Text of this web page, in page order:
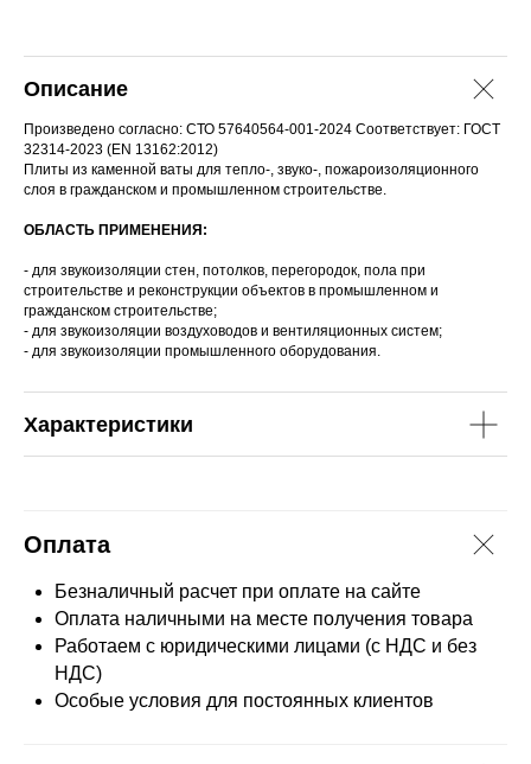
Описание
Произведено согласно: СТО 57640564-001-2024 Соответствует: ГОСТ
32314-2023 (EN 13162:2012)
Плиты из каменной ваты для тепло-, звуко-, пожароизоляционного
слоя в гражданском и промышленном строительстве.
ОБЛАСТЬ ПРИМЕНЕНИЯ:
- для звукоизоляции стен, потолков, перегородок, пола при
строительстве и реконструкции объектов в промышленном и
гражданском строительстве;
- для звукоизоляции воздуховодов и вентиляционных систем;
- для звукоизоляции промышленного оборудования.
Характеристики
Оплата
Безналичный расчет при оплате на сайте
Оплата наличными на месте получения товара
Работаем с юридическими лицами (с НДС и без
НДС)
Особые условия для постоянных клиентов